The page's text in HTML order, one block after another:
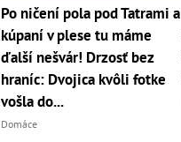
Po ničení pola pod Tatrami a
kúpaní v plese tu máme
ďalší nešvár! Drzosť bez
hraníc: Dvojica kvôli fotke
vošla do...
Domáce